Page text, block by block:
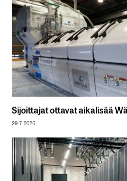
Sijoittajat ottavat aikalisää
29.7.2026